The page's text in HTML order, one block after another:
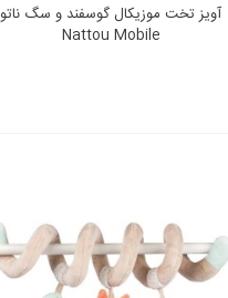
آویز تخت موزیکال گوسفند و سگ ناتو
Nattou Mobile